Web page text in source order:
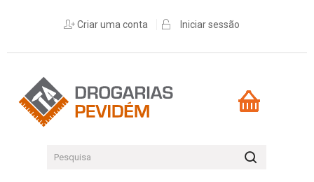
Criar uma conta Iniciar sessão